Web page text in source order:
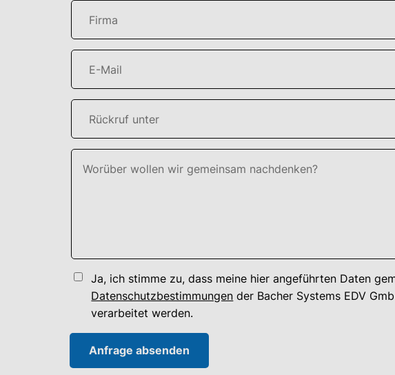
Ja, ich stimme zu, dass meine hier angeführten Daten
Datenschutzbestimmungen der Bacher Systems EDV
verarbeitet werden.